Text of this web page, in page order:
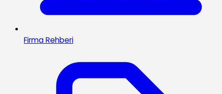
Firma Rehberi